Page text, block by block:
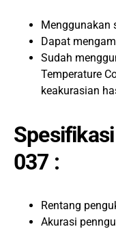
Menggunakan
Dapat
Sudah
Temperature
keakurasian
037 :
Rentang
Akurasi